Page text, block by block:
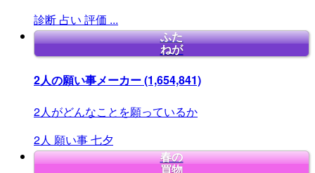
診断 占い 評価 ...
ふた
ねが
2人の願い事メーカー(1,654,841)
2人がどんなことを願っているか
2人 願い事七夕
春の
買物